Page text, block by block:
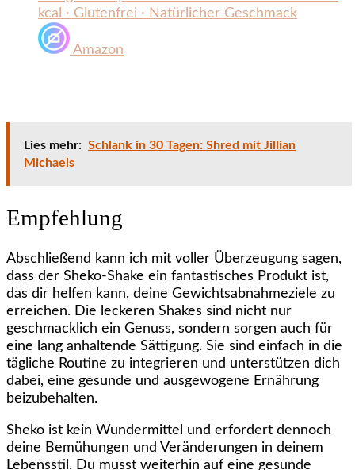
kcal · Glutenfrei · Natürlicher Geschmack
Amazon
Lies mehr: Schlank in 30 Tagen: Shred mit Jillian
Michaels
Empfehlung
Abschließend kann ich mit voller Überzeugung sagen,
dass der Sheko-Shake ein fantastisches Produkt ist,
das dir helfen kann, deine Gewichtsabnahmeziele zu
erreichen. Die leckeren Shakes sind nicht nur
geschmacklich ein Genuss, sondern sorgen auch für
eine lang anhaltende Sättigung. Sie sind einfach in die
tägliche Routine zu integrieren und unterstützen dich
dabei, eine gesunde und ausgewogene Ernährung
beizubehalten.
Sheko ist kein Wundermittel und erfordert dennoch
deine Bemühungen und Veränderungen in deinem
Lebensstil. Du musst weiterhin auf eine gesunde